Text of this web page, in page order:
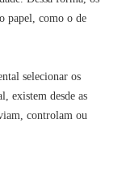
papel, como o de
selecionar os
existem desde as
controlam ou